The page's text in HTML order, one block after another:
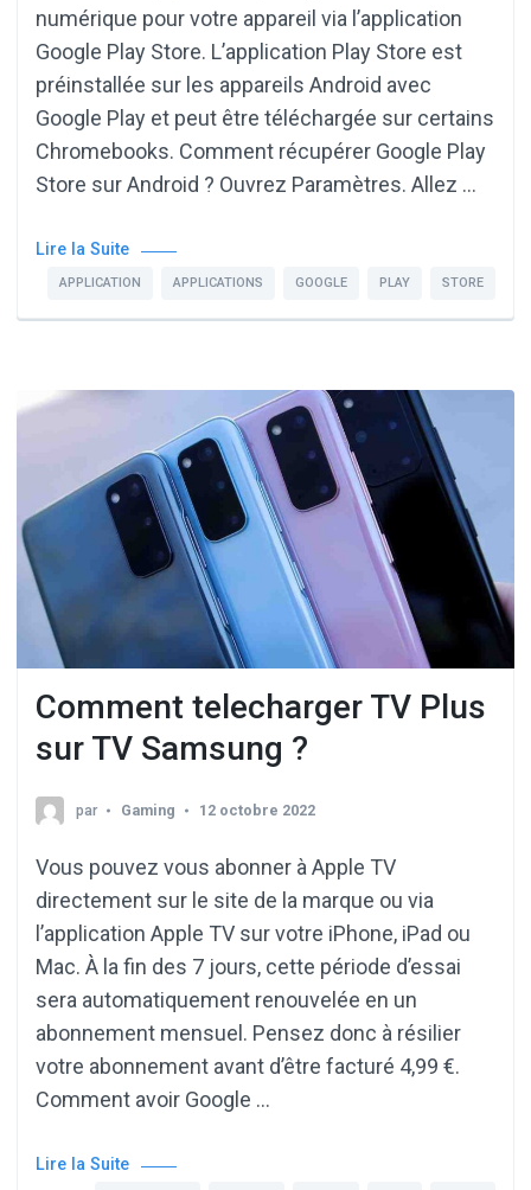
numérique pour votre appareil via l’application
Google Play Store. L’application Play Store est
préinstallée sur les appareils Android avec
Google Play et peut être téléchargée sur certains
Chromebooks. Comment récupérer Google Play
Store sur Android ? Ouvrez Paramètres. Allez …
Lire la Suite
APPLICATION APPLICATIONS GOOGLE PLAY STORE
Comment telecharger TV Plus
sur TV Samsung ?
par Gaming 12 octobre 2022
Vous pouvez vous abonner à Apple TV
directement sur le site de la marque ou via
l’application Apple TV sur votre iPhone, iPad ou
Mac. À la fin des 7 jours, cette période d’essai
sera automatiquement renouvelée en un
abonnement mensuel. Pensez donc à résilier
votre abonnement avant d’être facturé 4,99 €.
Comment avoir Google …
Lire la Suite